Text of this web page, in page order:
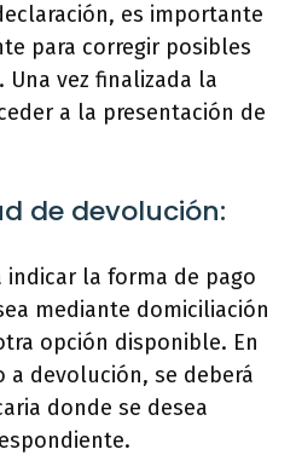
es importante
para corregir posibles
vez finalizada la
a la presentación de
de devolución:
indicar la forma de pago
mediante domiciliación
opción disponible. En
a devolución, se deberá
donde se desea